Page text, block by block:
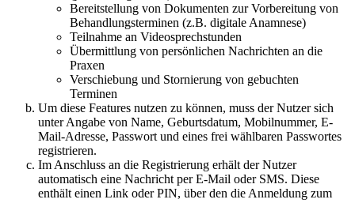
Bereitstellung von Dokumenten zur Vorbereitung von
Behandlungsterminen (z.B. digitale Anamnese)
Teilnahme an Videosprechstunden
Übermittlung von persönlichen Nachrichten an die
Praxen
Verschiebung und Stornierung von gebuchten
Terminen
Um diese Features nutzen zu können, muss der Nutzer sich
unter Angabe von Name, Geburtsdatum, Mobilnummer, E-
Mail-Adresse, Passwort und eines frei wählbaren Passwortes
registrieren.
Im Anschluss an die Registrierung erhält der Nutzer
automatisch eine Nachricht per E-Mail oder SMS. Diese
enthält einen Link oder PIN, über den die Anmeldung zum